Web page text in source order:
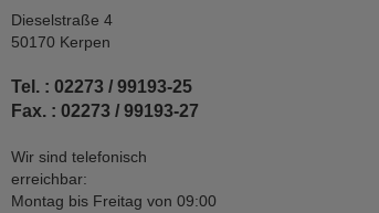
Dieselstraße 4
50170 Kerpen
Tel. : 02273 / 99193-25
Fax. : 02273 / 99193-27
Wir sind telefonisch
erreichbar:
Montag bis Freitag von 09:00